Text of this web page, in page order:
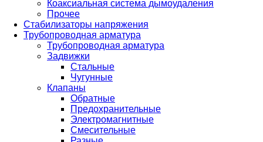
Коаксиальная система дымоудаления
Прочее
Стабилизаторы напряжения
Трубопроводная арматура
Трубопроводная арматура
Задвижки
Стальные
Чугунные
Клапаны
Обратные
Предохранительные
Электромагнитные
Смесительные